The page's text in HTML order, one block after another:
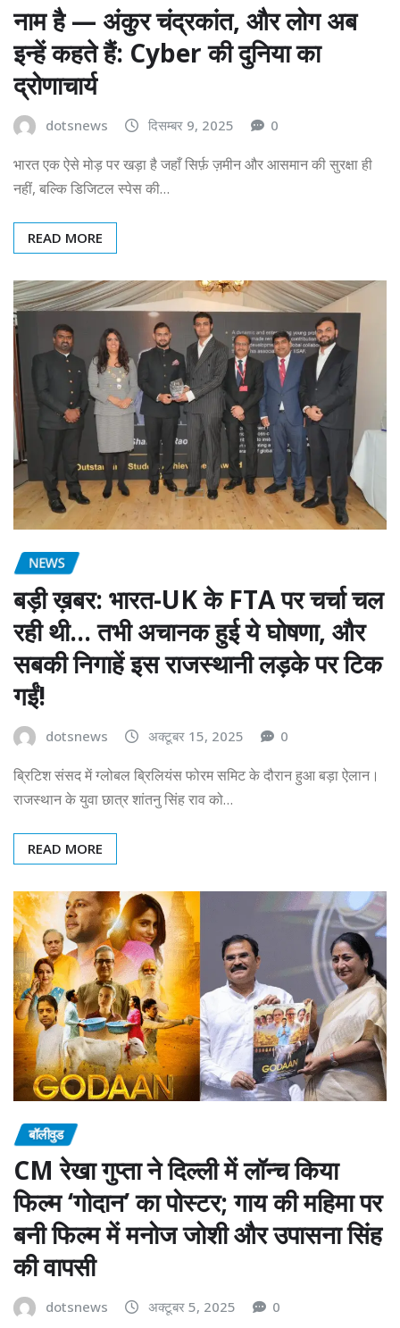
नाम है — अंकुर चंद्रकांत, और लोग अब
इन्हें कहते हैं: Cyber की दुनिया का
द्रोणाचार्य
dotsnews दिसम्बर 9, 2025 0
भारत एक ऐसे मोड़ पर खड़ा है जहाँ सिर्फ़ ज़मीन और आसमान की सुरक्षा ही
नहीं, बल्कि डिजिटल स्पेस की…
READ MORE
NEWS
बड़ी ख़बर: भारत-UK के FTA पर चर्चा चल
रही थी… तभी अचानक हुई ये घोषणा, और
सबकी निगाहें इस राजस्थानी लड़के पर टिक
गईं!
dotsnews अक्टूबर 15, 2025 0
ब्रिटिश संसद में ग्लोबल ब्रिलियंस फोरम समिट के दौरान हुआ बड़ा ऐलान।
राजस्थान के युवा छात्र शांतनु सिंह राव को…
READ MORE
बॉलीवुड
CM रेखा गुप्ता ने दिल्ली में लॉन्च किया
फिल्म ‘गोदान’ का पोस्टर; गाय की महिमा पर
बनी फिल्म में मनोज जोशी और उपासना सिंह
की वापसी
dotsnews अक्टूबर 5, 2025 0